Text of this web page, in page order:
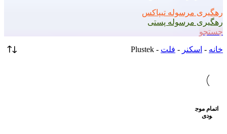
رهگیری مرسوله تیپاکس
رهگیری مرسوله پستی
جستجو
خانه - اسکنر - فلت -
Plustek
اتمام موج
ودی